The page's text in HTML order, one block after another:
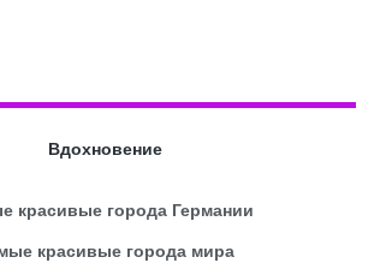
Вдохновение
красивые города Германии
красивые города мира